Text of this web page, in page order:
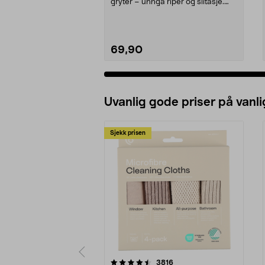
gryter – unngå riper og slitasje.
69,90
Uvanlig gode priser på
Sjekk prisen
3816anmeldelser
4.5av 5 stjerner